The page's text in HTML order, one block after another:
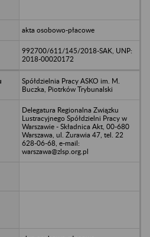
akta osobowo-płacowe
992700/611/145/2018-SAK, UNP:
2018-00020172
Spółdzielnia Pracy ASKO im. M.
Buczka, Piotrków Trybunalski
Delegatura Regionalna Związku
Lustracyjnego Spółdzielni Pracy w
Warszawie - Składnica Akt, 00-680
Warszawa, ul. Żurawia 47, tel. 22
628-06-68, e-mail:
warszawa@zlsp.org.pl